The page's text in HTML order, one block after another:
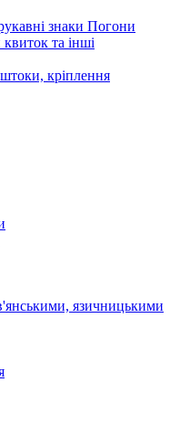
знаки Погони
та інші
кріплення
язичницькими